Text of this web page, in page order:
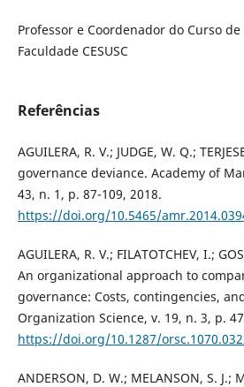
Professor e Coordenador do Curso
Faculdade CESUSC
Referências
AGUILERA, R. V.; JUDGE, W. Q.;
governance deviance. Academy of
43, n. 1, p. 87-109, 2018.
https://doi.org/10.5465/
AGUILERA, R. V.; FILATOTCHEV, I.;
An organizational approach to
governance: Costs, contingencies,
Organization Science, v. 19, n. 3, p.
https://doi.org/10.1287/
ANDERSON, D. W.; MELANSON, S. J.;